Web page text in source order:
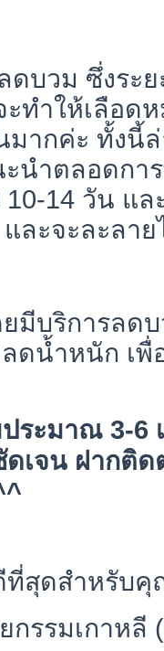
บวม ซึ่งระ
ะทำให้เลือด
มากค่ะ ทั้งนี้
ะนำตลอดกา
14 วัน แล
ละจะละลาย
มีบริการลด
ดน้ำหนัก เพื่
ระมาณ 3-6
เจน ฝากติด
ที่สุดสำหรับ
กรรมเกาหลี